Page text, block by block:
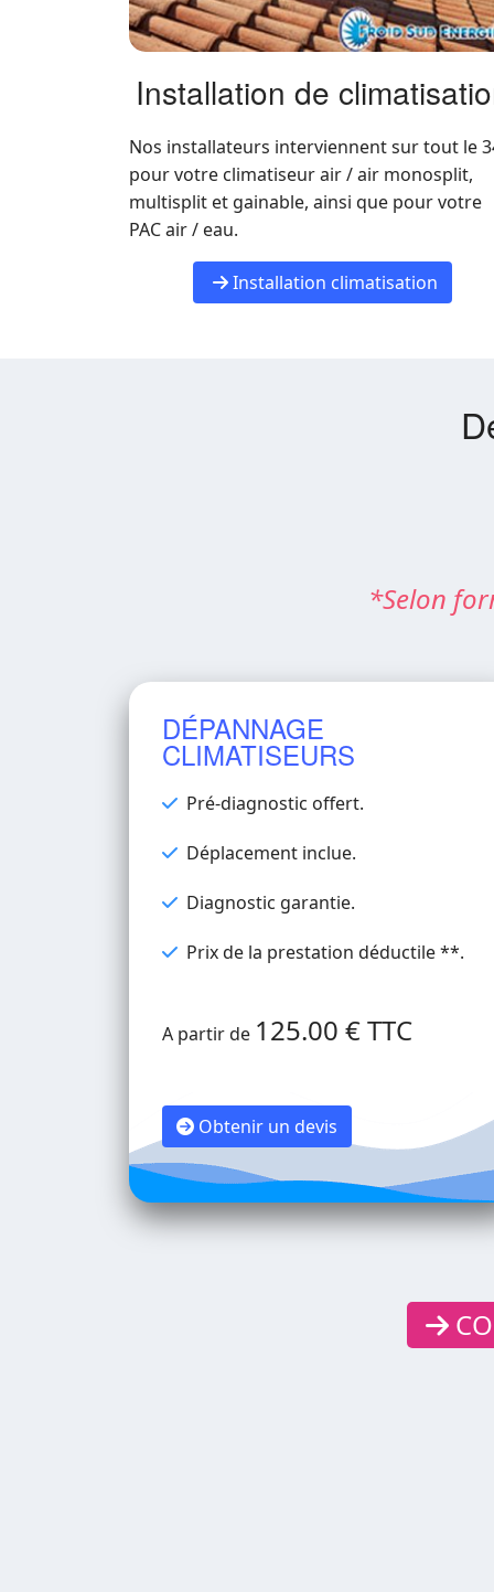
Installation de
Nos installateurs interviennent sur tout le
pour votre climatiseur air / air monosplit,
multisplit et gainable, ainsi que pour votre
PAC air / eau.
Installation climatisation
*Selon
DÉPANNAGE
CLIMATISEURS
Pré-diagnostic offert.
Déplacement inclue.
Diagnostic garantie.
Prix de la prestation déductile **.
A partir de 125.00 € TTC
Obtenir un devis